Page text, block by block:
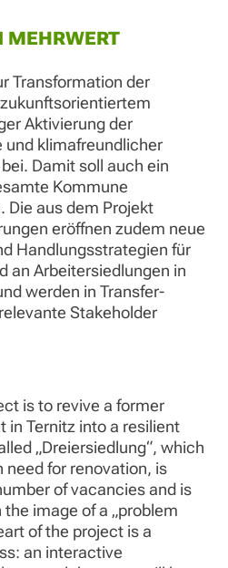
Transformation der
Aktivierung der
und klimafreundlicher
Damit soll auch ein
Kommune
Die aus dem Projekt
eröffnen zudem neue
Handlungsstrategien für
an Arbeitersiedlungen in
werden in Transfer-
Stakeholder
is to revive a former
in Ternitz into a resilient
„Dreiersiedlung“, which
need for renovation, is
of vacancies and is
image of a „problem
of the project is a
an interactive